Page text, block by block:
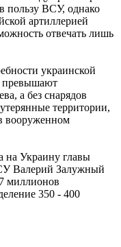
пользу ВСУ, однако
артиллерией
отвечать лишь
украинской
превышают
а без снарядов
территории,
вооруженном
на Украину главы
Валерий Залужный
миллионов
350 - 400